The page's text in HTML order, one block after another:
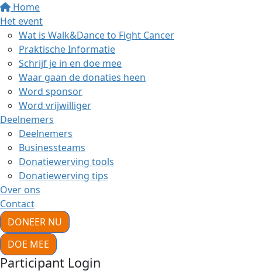
Home
Het event
Wat is Walk&Dance to Fight Cancer
Praktische Informatie
Schrijf je in en doe mee
Waar gaan de donaties heen
Word sponsor
Word vrijwilliger
Deelnemers
Deelnemers
Businessteams
Donatiewerving tools
Donatiewerving tips
Over ons
Contact
DONEER NU
DOE MEE
Participant Login